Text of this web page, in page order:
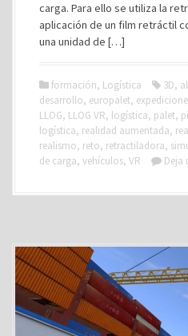
carga. Para ello se utiliza la
aplicación de un film retráctil
una unidad de […]
formación, Logística 3D,
desarrollo, europalet,
LLOG, LLOG VR, logística, palet,
logística, realidad aumentada,
realismo, reto, retractiladora,
de carga, vehículos, VR Deja